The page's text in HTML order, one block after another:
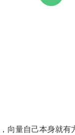
向量自己本身就有